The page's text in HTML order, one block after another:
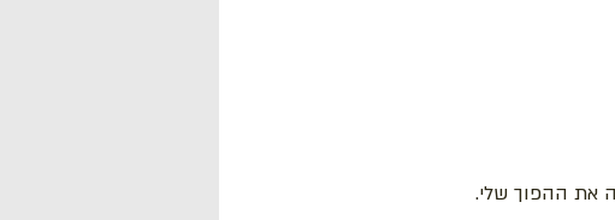
את ההפוך שלי.